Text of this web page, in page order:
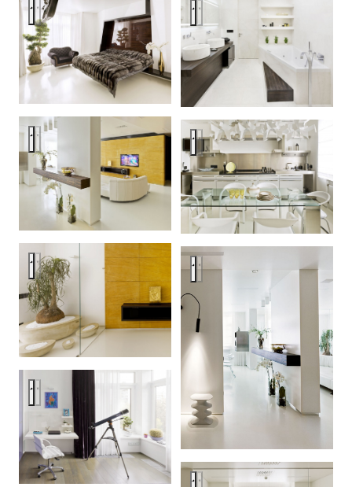
Квартира в Триумф палас 180 м2Квартира в Триумф палас
Квартира в Триумф палас 180 м2Квартира в Триумф палас
Квартира в Триумф палас 180 м2Квартира в Триумф палас
Квартира в Триумф палас 180 м2
Квартира в Триумф палас